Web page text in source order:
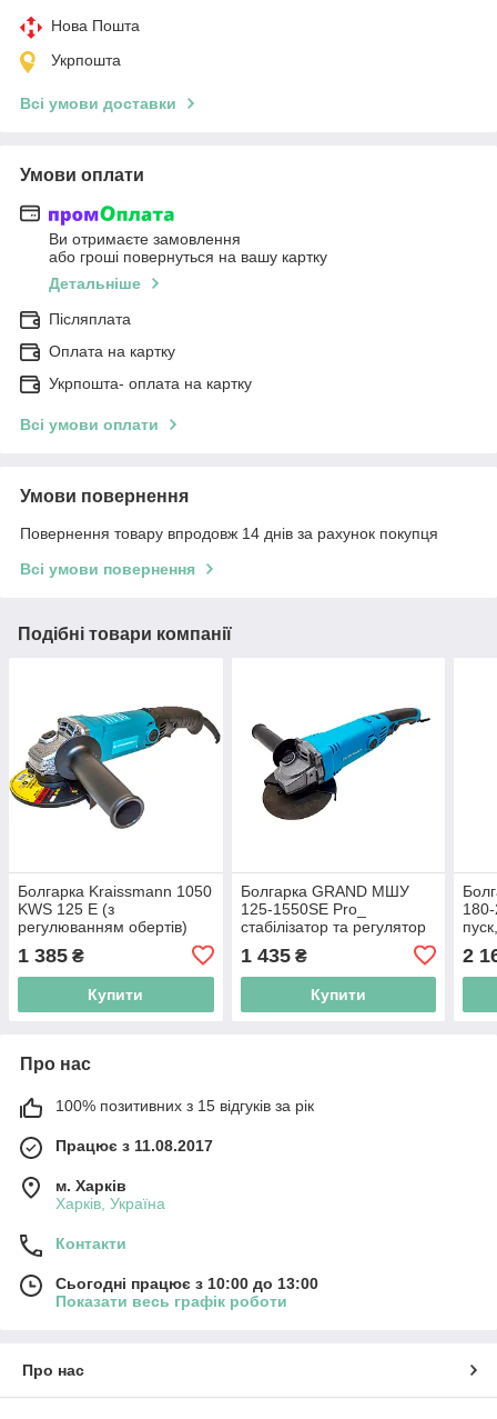
Нова Пошта
Укрпошта
Всі умови доставки
Умови оплати
Ви отримаєте замовлення
або гроші повернуться на вашу картку
Детальніше
Післяплата
Оплата на картку
Укрпошта- оплата на картку
Всі умови оплати
Умови повернення
Повернення товару впродовж 14 днів за рахунок покупця
Всі умови повернення
Подібні товари компанії
Болгарка Kraissmann 1050
KWS 125 E (з
регулюванням обертів)
1 385 ₴
Купити
Болгарка GRAND МШУ
125-1550SE Pro_
стабілізатор та регулятор
1 435₴
Купити
2
Про нас
100% позитивних з 15 відгуків за рік
Працює з 11.08.2017
м. Харків
Харків, Україна
Контакти
Сьогодні працює з 10:00 до 13:00
Показати весь графік роботи
Про нас